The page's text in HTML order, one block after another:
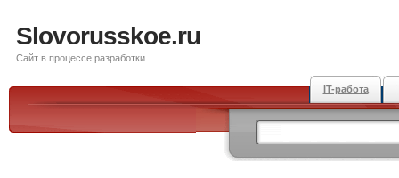
Slovorusskoe.ru
Сайт в процессе разработки
IT-работа